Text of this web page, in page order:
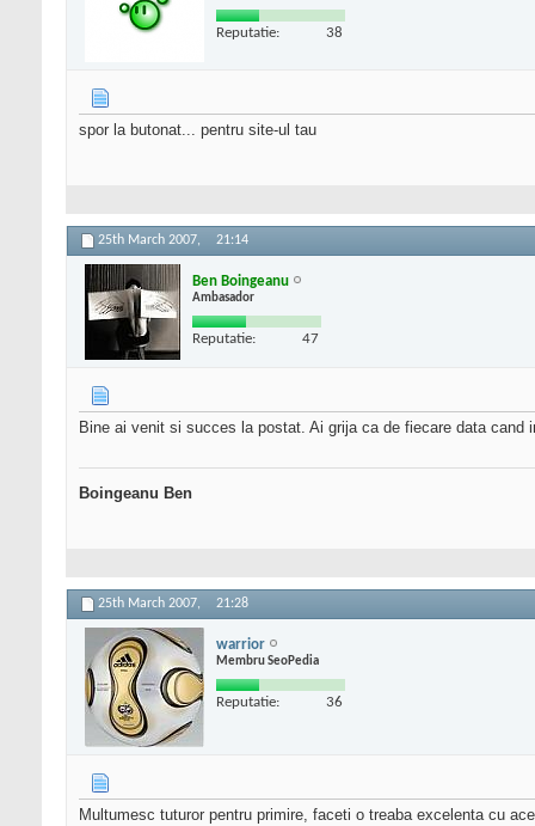
Reputatie: 38
spor la butonat... pentru site-ul tau
25th March 2007, 21:14
Ben Boingeanu
Ambasador
Reputatie: 47
Bine ai venit si succes la postat. Ai grija ca de fiecare data
Boingeanu Ben
25th March 2007, 21:28
warrior
Membru SeoPedia
Reputatie: 36
Multumesc tuturor pentru primire, faceti o treaba excelenta cu